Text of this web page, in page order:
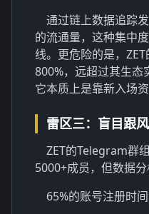
通过链上数据追踪
的流通量，这种集中
线。更危险的是，
800%，远超过其生
它本质上是靠新入场
雷区三：盲目跟
ZET的Telegram群
5000+成员，但数据分
65%的账号注册时